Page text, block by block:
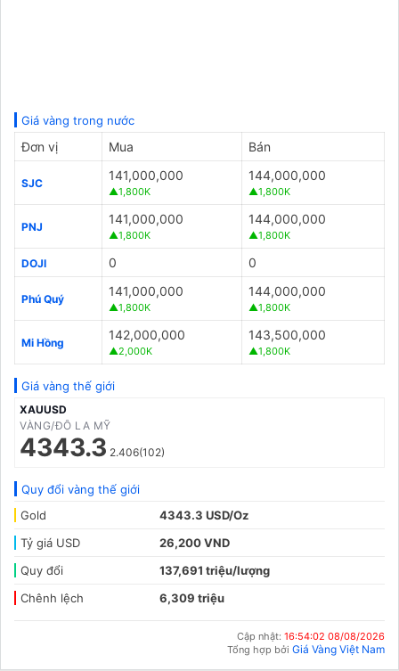
Giá vàng trong nước
Đơn vị Mua Bán
SJC
141,000,000
▲1,800K
144,000,000
▲1,800K
PNJ
141,000,000
▲1,800K
144,000,000
▲1,800K
DOJI 0 0
Phú Quý
141,000,000
▲1,800K
144,000,000
▲1,800K
Mi Hồng
142,000,000
▲2,000K
143,500,000
▲1,800K
Giá vàng thế giới
XAUUSD
VÀNG/ĐÔ LA MỸ
4343.3 2.406(102)
Quy đổi vàng thế giới
Gold
4343.3 USD/Oz
Tỷ giá USD
26,200 VND
Quy đổi
137,691 triệu/lượng
Chênh lệch
6,309 triệu
Cập nhật: 16:54:02 08/08/2026
Tổng hợp bởi Giá Vàng Việt Nam